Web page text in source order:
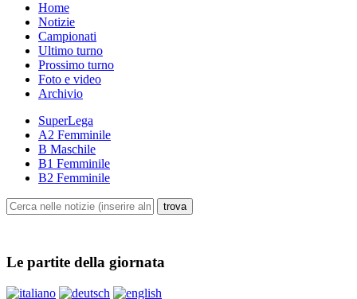
Home
Notizie
Campionati
Ultimo turno
Prossimo turno
Foto e video
Archivio
SuperLega
A2 Femminile
B Maschile
B1 Femminile
B2 Femminile
Le partite della giornata